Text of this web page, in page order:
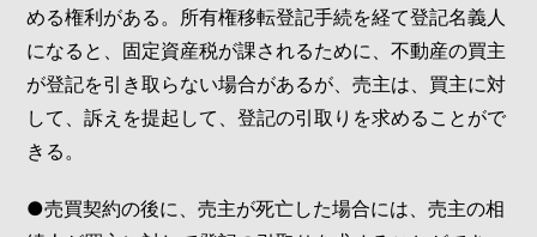
める権利がある。所有権移転登記手続を経て登記名義人
になると、固定資産税が課されるために、不動産の買主
が登記を引き取らない場合があるが、売主は、買主に対
して、訴えを提起して、登記の引取りを求めることがで
きる。
●売買契約の後に、売主が死亡した場合には、売主の相